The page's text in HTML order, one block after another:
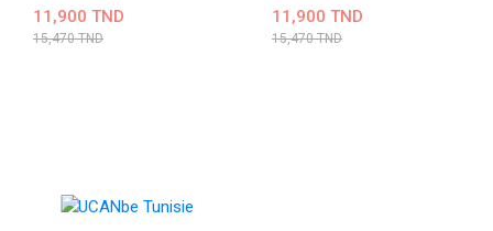
11,900 TND
15,470 TND
11,900 TND
15,470 TND